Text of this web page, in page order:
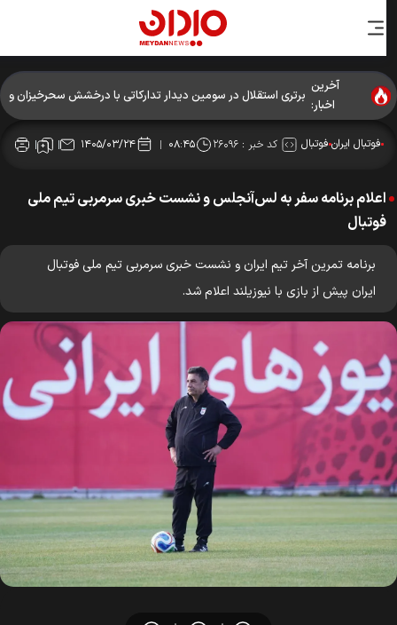
آخرین
اخبار:
برتری استقلال در سومین دیدار تدارکاتی با درخشش سحرخیزان و
آسانی
فوتبال ایرانفوتبال کد خبر : ۲۶۰۹۶ ۰۸:۴۵ ۱۴۰۵/۰۳/۲۴
اعلام برنامه سفر به لس‌آنجلس و نشست خبری سرمربی تیم ملی
فوتبال
برنامه تمرین آخر تیم ایران و نشست خبری سرمربی تیم ملی فوتبال
ایران پیش از بازی با نیوزیلند اعلام شد.